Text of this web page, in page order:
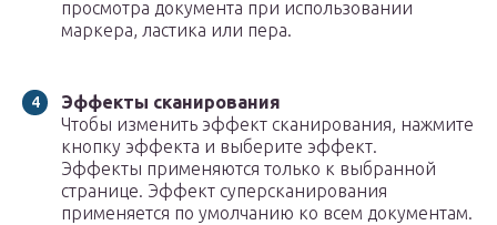
просмотра документа при использовании
маркера, ластика или пера.
Эффекты сканирования
Чтобы изменить эффект сканирования, нажмите
кнопку эффекта и выберите эффект.
Эффекты применяются только к выбранной
странице. Эффект суперсканирования
применяется по умолчанию ко всем документам.